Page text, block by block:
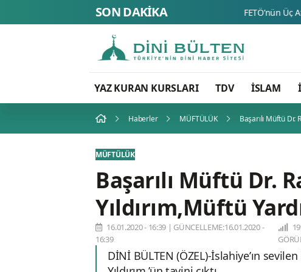
SON DAKİKA
YAZ KURAN KURSLARI TDV İSLAM
Haberler MÜFTÜLÜK Başarılı Müftü Dr.
MÜFTÜLÜK
Başarılı Müftü Dr.
Yıldırım,Müftü
16.01.2020 - 16:39 | GÜNCELLEME:16.01.2020 -
16:39
DİNİ BÜLTEN (ÖZEL)-İslahiye’ın